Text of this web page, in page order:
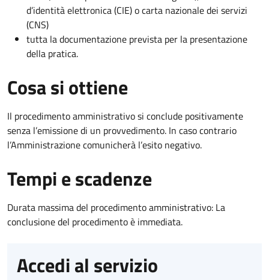
d’identità elettronica (CIE) o carta nazionale dei servizi
(CNS)
tutta la documentazione prevista per la presentazione
della pratica.
Cosa si ottiene
Il procedimento amministrativo si conclude positivamente
senza l’emissione di un provvedimento. In caso contrario
l’Amministrazione comunicherà l’esito negativo.
Tempi e scadenze
Durata massima del procedimento amministrativo: La
conclusione del procedimento è immediata.
Accedi al servizio